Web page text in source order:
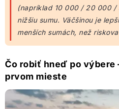
(napríklad 10 000 / 20 000 /
nižšiu sumu. Väčšinou je
menších sumách, než
Čo robiť hneď po výbere
prvom mieste